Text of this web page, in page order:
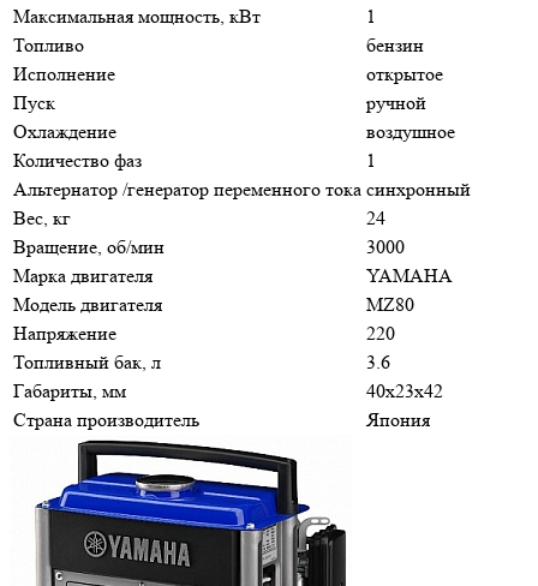
Максимальная мощность, кВт
1
Топливо
бензин
Исполнение
открытое
Пуск
ручной
Охлаждение
воздушное
Количество фаз
1
Альтернатор /генератор переменного тока синхронный
Вес, кг
24
Вращение, об/мин
3000
Марка двигателя
YAMAHA
Модель двигателя
MZ80
Напряжение
220
Топливный бак, л
3.6
Габариты, мм
40х23х42
Страна производитель
Япония